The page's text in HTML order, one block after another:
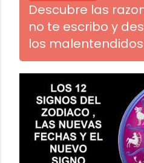
Descubre las
no te escribo y
los malentendidos